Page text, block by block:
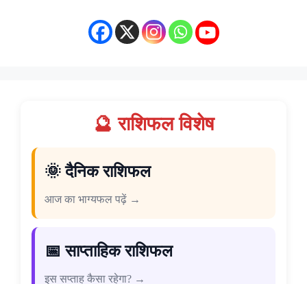
🔮 राशिफल विशेष
🌞 दैनिक राशिफल
आज का भाग्यफल पढ़ें →
📅 साप्ताहिक राशिफल
इस सप्ताह कैसा रहेगा? →